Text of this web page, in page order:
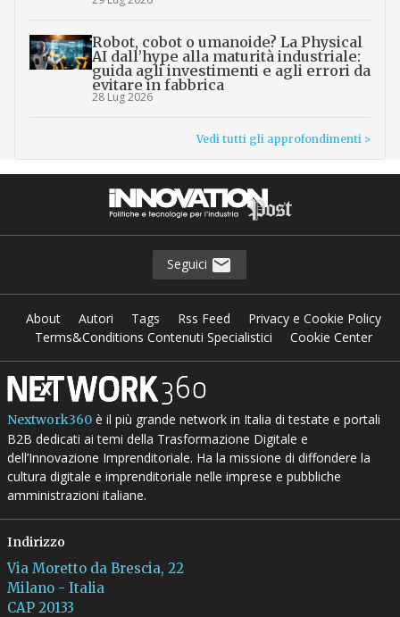
Robot, cobot o umanoide? La Physical
AI dall’hype alla maturità industriale:
guida agli investimenti e agli errori da
evitare in fabbrica
28 Lug 2026
Vedi tutti gli approfondimenti >
Seguici
About Autori Tags Rss Feed
Privacy e Cookie Policy
Terms&Conditions Contenuti Specialistici
Cookie Center
Nextwork360è il più grande network in Italia di testate e portali
B2B dedicati ai temi della Trasformazione Digitale e
dell’Innovazione Imprenditoriale. Ha la missione di diffondere la
cultura digitale e imprenditoriale nelle imprese e pubbliche
amministrazioni italiane.
Indirizzo
Via Moretto da Brescia, 22
Milano - Italia
CAP 20133